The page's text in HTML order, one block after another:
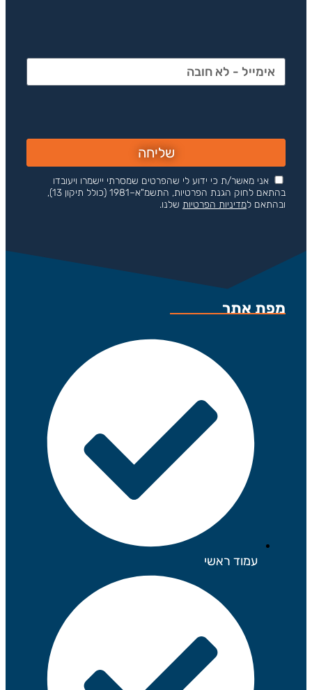
אני מאשר/ת כי ידוע לי שהפרטים שמסרתי יישמרו ויעובדו
בהתאם לחוק הגנת הפרטיות, התשמ"א–1981 (כולל תיקון 13),
ובהתאם למדיניות הפרטיותשלנו.
שליחה
מפת אתר
עמוד ראשי